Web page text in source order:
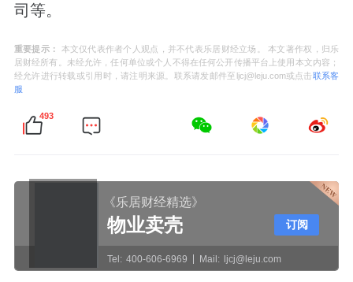
司等。
重要提示：
本文仅代表作者个人观点，并不代表乐居财经立场。 本文著作权，归乐
居财经所有。未经允许，任何单位或个人不得在任何公开传播平台上使用本文内容；
经允许进行转载或引用时，请注明来源。联系请发邮件至ljcj@leju.com或点击联系客
服
493
《乐居财经精选》
物业卖壳
Tel: 400-606-6969 Mail: ljcj@leju.com
订阅